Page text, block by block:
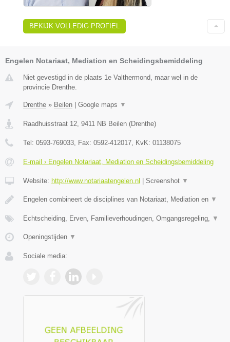
BEKIJK VOLLEDIG PROFIEL
Engelen Notariaat, Mediation en Scheidingsbemiddeling
Niet gevestigd in de plaats 1e Valthermond, maar wel in de
provincie Drenthe.
Drenthe » Beilen Google maps ▼
Raadhuisstraat 12, 9411 NB Beilen (Drenthe)
Tel: 0593-769033, Fax: 0592-412017, KvK: 01138075
E-mail › Engelen Notariaat, Mediation en Scheidingsbemiddeling
Website: http://www.notariaatengelen.nl Screenshot ▼
Engelen combineert de disciplines van Notariaat, Mediation en ▼
Echtscheiding, Erven, Familieverhoudingen, Omgangsregeling, ▼
Openingstijden ▼
Sociale media: